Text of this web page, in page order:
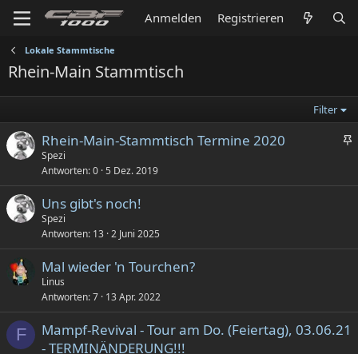
Anmelden Registrieren
Lokale Stammtische
Rhein-Main Stammtisch
Filter
A
e
Rhein-Main-Stammtisch Termine 2020
Spezi
Antworten 0 5 Dez. 2019
Uns gibt's noch!
Spezi
Antworten 13 2 Juni 2025
Mal wieder 'n Tourchen?
Linus
Antworten 7 13 Apr. 2022
F
Mampf-Revival - Tour am Do. (Feiertag), 03.06.21
- TERMINÄNDERUNG!!!